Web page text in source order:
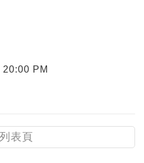
PM
表頁